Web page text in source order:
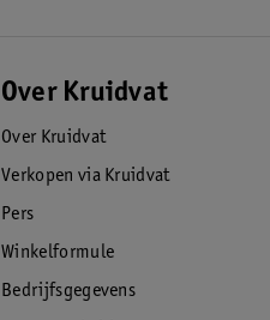
Over Kruidvat
Over Kruidvat
Verkopen via Kruidvat
Pers
Winkelformule
Bedrijfsgegevens